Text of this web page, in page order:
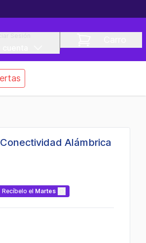
Alámbrica
Recíbelo el Martes